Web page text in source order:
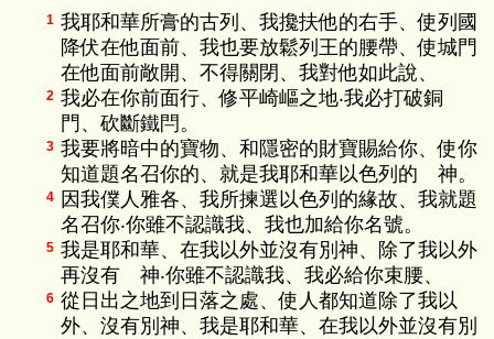
1 我耶和華所膏的古列、我攙扶他的右手、使列國
降伏在他面前、我也要放鬆列王的腰帶、使城門
在他面前敞開、不得關閉、我對他如此說、
2 我必在你前面行、修平崎嶇之地‧我必打破銅
門、砍斷鐵閂。
3 我要將暗中的寶物、和隱密的財寶賜給你、使你
知道題名召你的、就是我耶和華以色列的 神。
4
因我僕人雅各、我所揀選以色列的緣故、我就題
名召你‧你雖不認識我、我也加給你名號。
5 我是耶和華、在我以外並沒有別神、除了我以外
再沒有 神‧你雖不認識我、我必給你束腰、
6 從日出之地到日落之處、使人都知道除了我以
外、沒有別神、我是耶和華、在我以外並沒有別